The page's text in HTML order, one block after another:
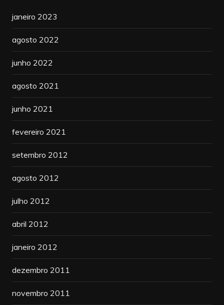
janeiro 2023
agosto 2022
junho 2022
agosto 2021
junho 2021
fevereiro 2021
setembro 2012
agosto 2012
julho 2012
abril 2012
janeiro 2012
dezembro 2011
novembro 2011